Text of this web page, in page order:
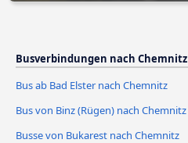
Busverbindungen nach Chemnitz
Bus ab Bad Elster nach Chemnitz
Bus von Binz (Rügen) nach Chemnitz
Busse von Bukarest nach Chemnitz